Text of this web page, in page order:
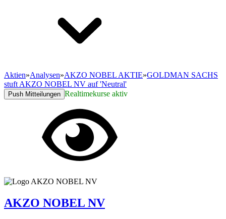
Aktien»Analysen»AKZO NOBEL AKTIE»GOLDMAN SACHS
stuft AKZO NOBEL NV auf 'Neutral'
Push Mitteilungen Realtimekurse aktiv
AKZO NOBEL NV